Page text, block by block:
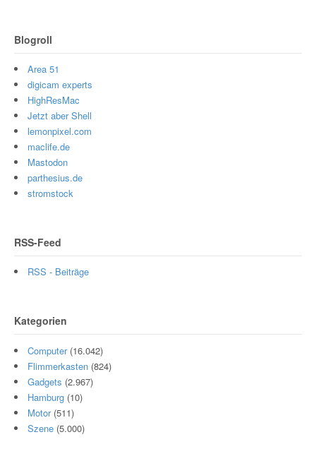
Blogroll
Area 51
digicam experts
HighResMac
Jetzt aber Shell
lemonpixel.com
maclife.de
Mastodon
parthesius.de
stromstock
RSS-Feed
RSS - Beiträge
Kategorien
Computer(16.042)
Flimmerkasten (824)
Gadgets (2.967)
Hamburg (10)
Motor(511)
Szene (5.000)